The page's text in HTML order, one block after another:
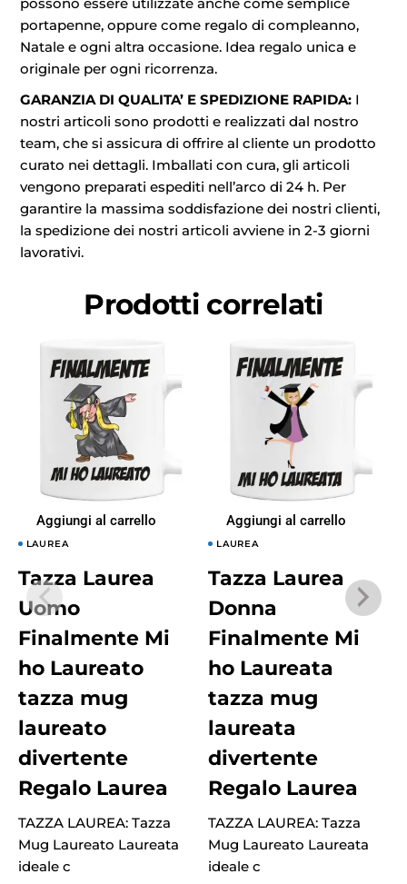
portapenne, oppure come regalo di compleanno,
Natale e ogni altra occasione. Idea regalo unica e
originale per ogni ricorrenza.
GARANZIA DI QUALITA’ E SPEDIZIONE RAPIDA: I
nostri articoli sono prodotti e realizzati dal nostro
team, che si assicura di offrire al cliente un prodotto
curato nei dettagli. Imballati con cura, gli articoli
vengono preparati espediti nell’arco di 24 h. Per
garantire la massima soddisfazione dei nostri clienti,
la spedizione dei nostri articoli avviene in 2-3 giorni
lavorativi.
Prodotti correlati
Aggiungi al carrello
LAUREA
Tazza Laurea
Uomo
Finalmente Mi
ho Laureato
tazza mug
laureato
divertente
Regalo Laurea
TAZZA LAUREA: Tazza
Mug Laureato Laureata
ideale c
Aggiungi al carrello
LAUREA
Tazza Laurea
Donna
Finalmente Mi
ho Laureata
tazza mug
laureata
divertente
Regalo Laurea
TAZZA LAUREA: Tazza
Mug Laureato Laureata
ideale c